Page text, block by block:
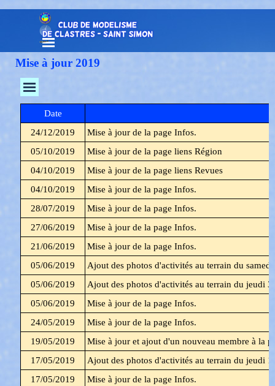
Sauter le menu
Mise à jour 2019
Sauter le menu
Date
24/12/2019
Mise à jour de la page Infos.
05/10/2019
Mise à jour de la page liens Région
04/10/2019
Mise à jour de la page liens Revues
04/10/2019
Mise à jour de la page Infos.
28/07/2019
Mise à jour de la page Infos.
27/06/2019
Mise à jour de la page Infos.
21/06/2019
Mise à jour de la page Infos.
05/06/2019
Ajout des photos d'activités au terrain du
05/06/2019
Ajout des photos d'activités au terrain du jeudi
05/06/2019
Mise à jour de la page Infos.
24/05/2019
Mise à jour de la page Infos.
19/05/2019
Mise à jour et ajout d'un nouveau membre à la
17/05/2019
Ajout des photos d'activités au terrain du jeudi
17/05/2019
Mise à jour de la page Infos.